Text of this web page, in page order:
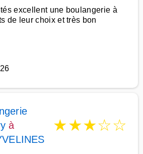
excellent une boulangerie à
de leur choix et très bon
à
★★★☆☆